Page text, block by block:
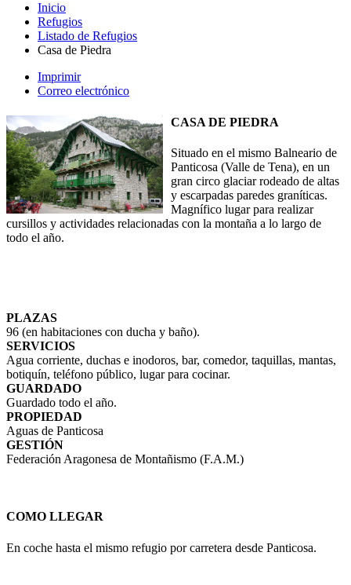
Inicio
Refugios
Listado de Refugios
Casa de Piedra
Imprimir
Correo electrónico
CASA DE PIEDRA
Situado en el mismo Balneario de
Panticosa (Valle de Tena), en un
gran circo glaciar rodeado de altas
y escarpadas paredes graníticas.
Magnífico lugar para realizar
cursillos y actividades relacionadas con la montaña a lo largo de
todo el año.
PLAZAS
96 (en habitaciones con ducha y baño).
SERVICIOS
Agua corriente, duchas e inodoros, bar, comedor, taquillas, mantas,
botiquín, teléfono público, lugar para cocinar.
GUARDADO
Guardado todo el año.
PROPIEDAD
Aguas de Panticosa
GESTIÓN
Federación Aragonesa de Montañismo (F.A.M.)
COMO LLEGAR
En coche hasta el mismo refugio por carretera desde Panticosa.